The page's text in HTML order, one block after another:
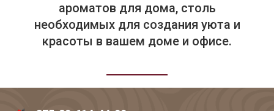
ароматов для дома, столь
необходимых для создания уюта и
красоты в вашем доме и офисе.